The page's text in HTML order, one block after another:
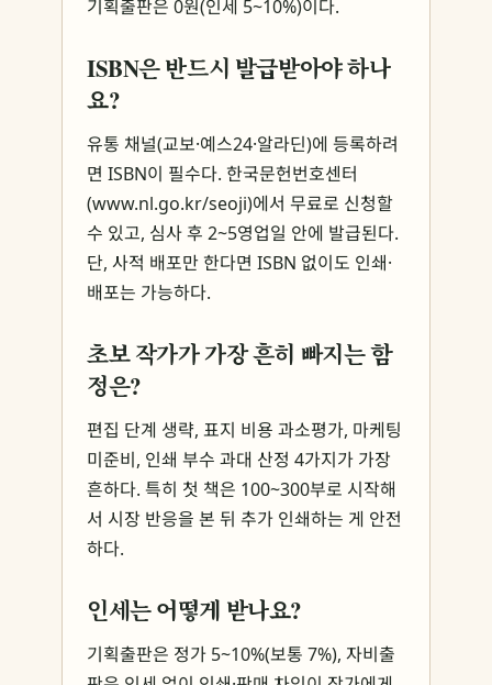
기획출판은 0원(인세 5~10%)이다.
ISBN은 반드시 발급받아야 하나
요?
유통 채널(교보·예스24·알라딘)에 등록하려
면 ISBN이 필수다. 한국문헌번호센터
(www.nl.go.kr/seoji)에서 무료로 신청할
수 있고, 심사 후 2~5영업일 안에 발급된다.
단, 사적 배포만 한다면 ISBN 없이도 인쇄·
배포는 가능하다.
초보 작가가 가장 흔히 빠지는 함
정은?
편집 단계 생략, 표지 비용 과소평가, 마케팅
미준비, 인쇄 부수 과대 산정 4가지가 가장
흔하다. 특히 첫 책은 100~300부로 시작해
서 시장 반응을 본 뒤 추가 인쇄하는 게 안전
하다.
인세는 어떻게 받나요?
기획출판은 정가 5~10%(보통 7%), 자비출